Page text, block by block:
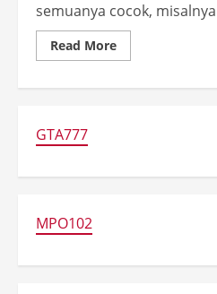
semuanya cocok,
Read MoreRead
more
Boleh
GTA777
MPO102